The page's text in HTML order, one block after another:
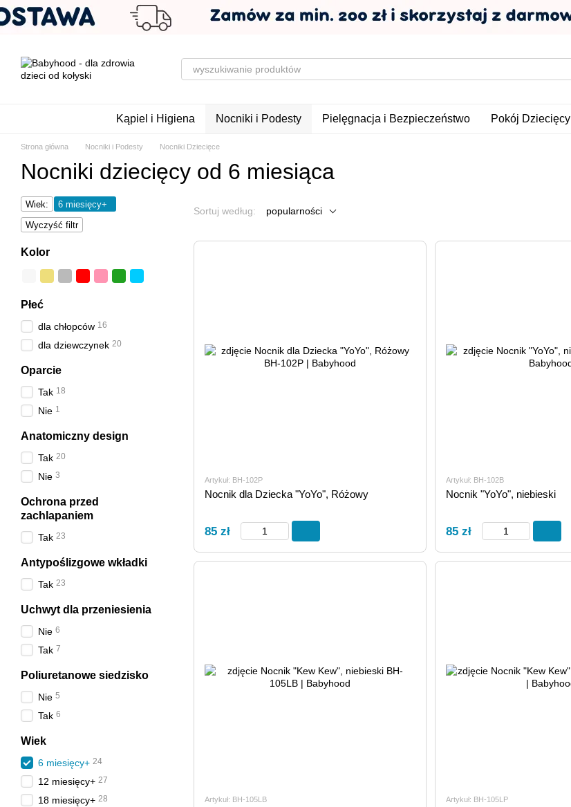
Przejdź do głównej treści
Kąpiel i Higiena Nocniki i Podesty Pielęgnacja i Bezpieczeństwo Pokój Dziecięcy
Strona główna Nocniki i Podesty Nocniki Dziecięce
Nocniki dziecięcy od 6 miesiąca
Sortuj według: popularności
Artykuł: BH-102P
Nocnik dla Dziecka "YoYo", Różowy
85 zł
Artykuł: BH-102B
Nocnik "YoYo", niebieski
85 zł
Artykuł: BH-105LB Artykuł: BH-105LP
Wiek:
6 miesięcy+
Wyczyść filtr
Kolor
Płeć
dla chłopców 16
dla dziewczynek 20
Oparcie
Tak 18
Nie 1
Anatomiczny design
Tak 20
Nie 3
Ochrona przed
zachlapaniem
Tak 23
Antypoślizgowe wkładki
Tak 23
Uchwyt dla przeniesienia
Nie 6
Tak 7
Poliuretanowe siedzisko
Nie 5
Tak 6
Wiek
6 miesięcy+ 24
12 miesięcy+ 27
18 miesięcy+ 28